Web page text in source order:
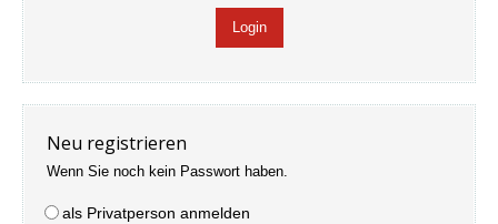
Neu registrieren
Wenn Sie noch kein Passwort haben.
als Privatperson anmelden